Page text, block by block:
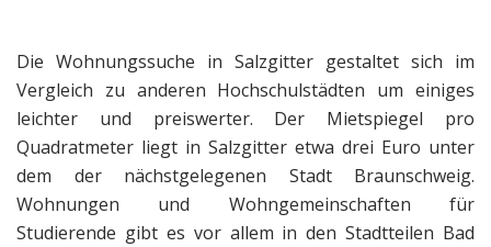
Die Wohnungssuche in Salzgitter gestaltet sich im
Vergleich zu anderen Hochschulstädten um einiges
leichter und preiswerter. Der Mietspiegel pro
Quadratmeter liegt in Salzgitter etwa drei Euro unter
dem der nächstgelegenen Stadt Braunschweig.
Wohnungen und Wohngemeinschaften für
Studierende gibt es vor allem in den Stadtteilen Bad